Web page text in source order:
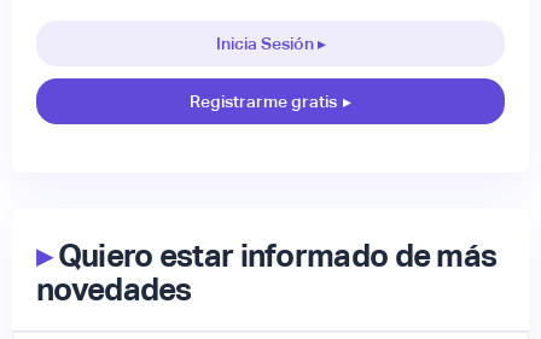
Inicia Sesión ▸
Registrarme gratis ▸
▸Quiero estar informado de más
novedades